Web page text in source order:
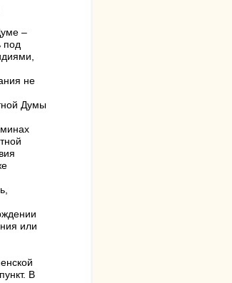
–
под
не
Думы
или
В